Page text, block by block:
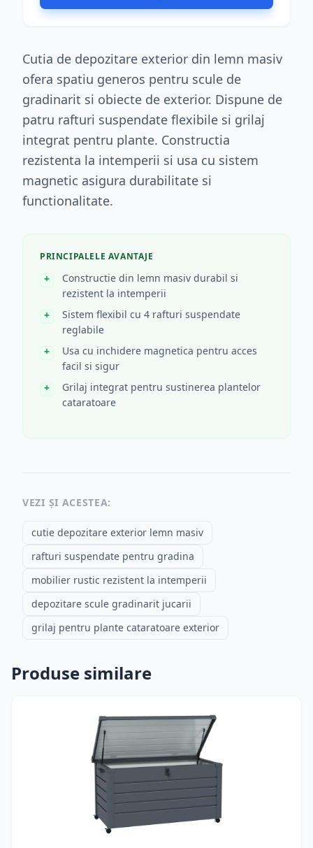
Cutia de depozitare exterior din lemn masiv
ofera spatiu generos pentru scule de
gradinarit si obiecte de exterior. Dispune de
patru rafturi suspendate flexibile si grilaj
integrat pentru plante. Constructia
rezistenta la intemperii si usa cu sistem
magnetic asigura durabilitate si
functionalitate.
PRINCIPALELE AVANTAJE
Constructie din lemn masiv durabil si
rezistent la intemperii
Sistem flexibil cu 4 rafturi suspendate
reglabile
Usa cu inchidere magnetica pentru acces
facil si sigur
Grilaj integrat pentru sustinerea plantelor
cataratoare
VEZI ȘI ACESTEA:
cutie depozitare exterior lemn masiv
rafturi suspendate pentru gradina
mobilier rustic rezistent la intemperii
depozitare scule gradinarit jucarii
grilaj pentru plante cataratoare exterior
Produse similare